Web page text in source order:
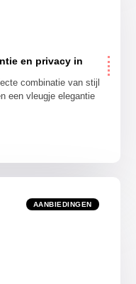
en privacy in
combinatie van stijl
een vleugje elegantie
AANBIEDINGEN